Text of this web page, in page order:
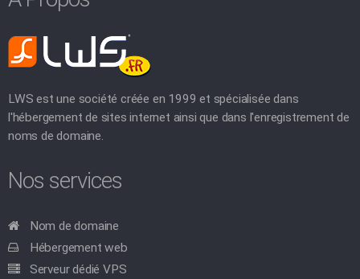
LWS est une société créée en 1999 et spécialisée dans
l'hébergement de sites internet ainsi que dans l'enregistrement de
noms de domaine.
Nos services
Nom de domaine
Hébergement web
Serveur dédié VPS